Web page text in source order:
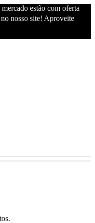
estão com oferta
nosso site! Aproveite